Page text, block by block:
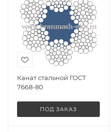
Канат стальной ГОСТ
7668-80
ПОД ЗАКАЗ